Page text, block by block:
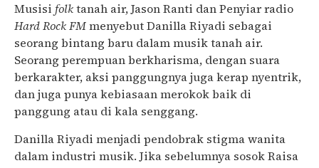
Musisi folktanah air, Jason Ranti dan Penyiar radio
Hard Rock FMmenyebut Danilla Riyadi sebagai
seorang bintang baru dalam musik tanah air.
Seorang perempuan berkharisma, dengan suara
berkarakter, aksi panggungnya juga kerap nyentrik,
dan juga punya kebiasaan merokok baik di
panggung atau di kala senggang.
Danilla Riyadi menjadi pendobrak stigma wanita
dalam industri musik. Jika sebelumnya sosok Raisa